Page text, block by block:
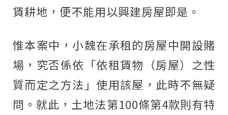
賃耕地，便不能用以興建房屋即是。
惟本案中，小魏在承租的房屋中開設賭
場，究否係依「依租賃物（房屋）之性
質而定之方法」使用該屋，此時不無疑
問。就此，土地法第100條第4款則有特